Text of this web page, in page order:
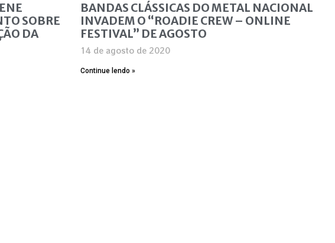
SOBRE
DA
BANDAS CLÁSSICAS DO METAL NACIONAL
INVADEM O “ROADIE CREW – ONLINE
FESTIVAL” DE AGOSTO
14 de agosto de 2020
Continue lendo »